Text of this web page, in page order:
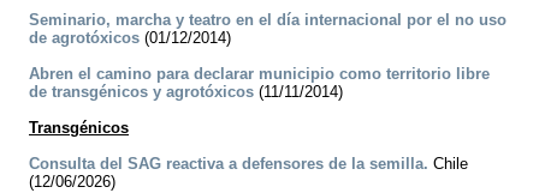
Seminario, marcha y teatro en el día internacional por el no uso
de agrotóxicos (01/12/2014)
Abren el camino para declarar municipio como territorio libre
de transgénicos y agrotóxicos (11/11/2014)
Transgénicos
Consulta del SAG reactiva a defensores de la semilla. Chile
(12/06/2026)